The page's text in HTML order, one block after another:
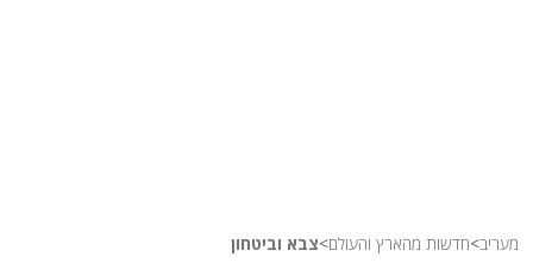
מעריב>חדשות מהארץ והעולם>צבא וביטחון